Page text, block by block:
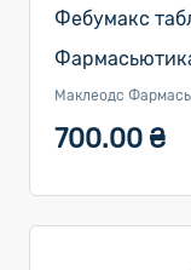
Фебумакс
Маклеодс
700.00 ₴